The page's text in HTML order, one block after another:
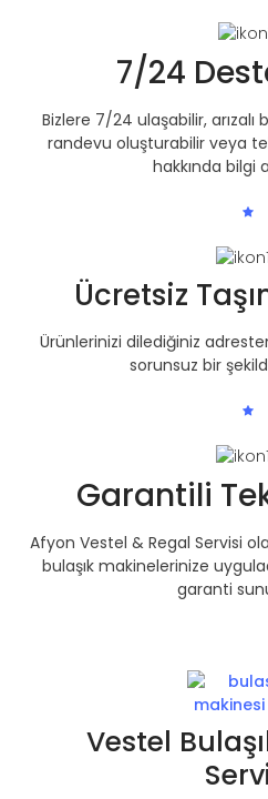
7/24
Bizlere 7/24 ulaşabilir,
randevu oluşturabilir veya
hakkında bilgi
Ücretsiz
Ürünlerinizi dilediğiniz
sorunsuz bir
Garantili
Afyon Vestel & Regal Servisi
bulaşık makinelerinize
garanti
Vestel